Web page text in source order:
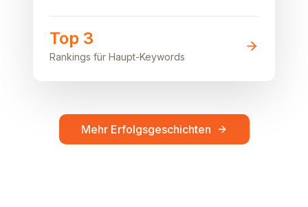
Top 3
Rankings für Haupt-Keywords
Mehr Erfolgsgeschichten